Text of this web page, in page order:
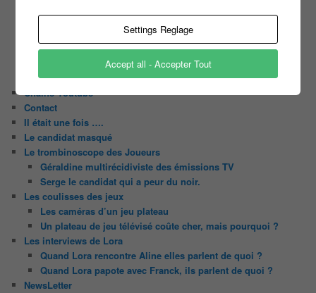
Tous les castings
Les 12 coups de midi
Les Z’Amours
N’oubliez Pas Les Paroles
Tout le monde veut prendre sa place
Chaine Youtube
Contact
Il était une fois ….
Le candidat masqué
Le trombinoscope des Joueurs
Géraldine multirécidiviste des émissions TV
Serge le candidat qui a peur du noir.
Les coulisses des jeux
Les caméras d’un jeu plateau
Un plateau de jeu télévisé coûte cher, mais pourquoi ?
Les interviews de Lora
Quand Lora rencontre Aline elles parlent de quoi ?
Quand Lora papote avec Franck, ils parlent de quoi ?
NewsLetter
Settings Reglage
Accept all - Accepter Tout